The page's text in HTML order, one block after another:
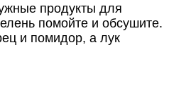
продукты для
помойте и обсушите.
и помидор, а лук